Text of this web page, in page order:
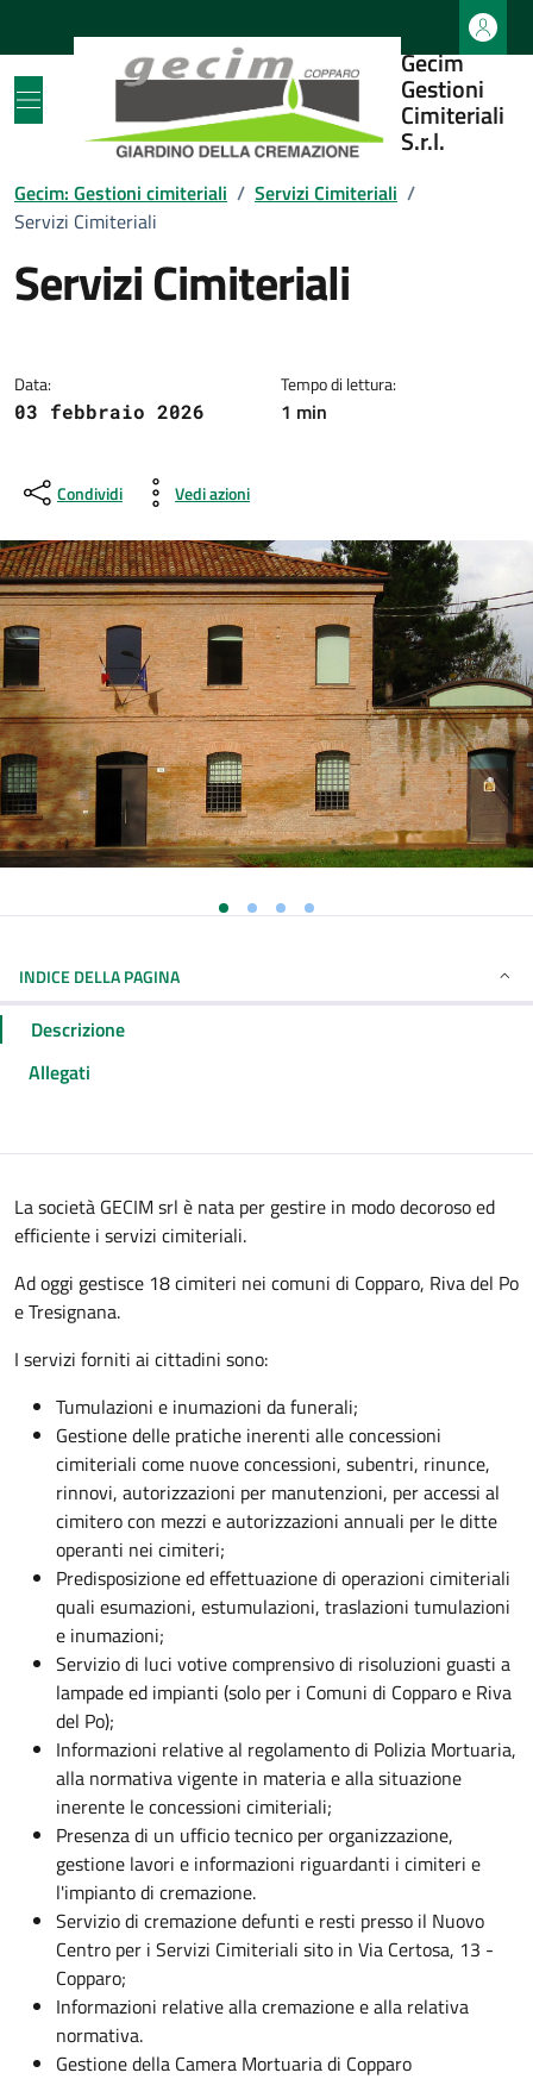
Gecim
Gestioni
Cimiteriali
S.r.l.
Gecim: Gestioni cimiteriali / Servizi Cimiteriali /
Servizi Cimiteriali
Servizi Cimiteriali
Data:
03 febbraio 2026
Tempo di lettura:
1 min
Condividi Vedi azioni
INDICE DELLA PAGINA
Descrizione
Allegati
La società GECIM srl è nata per gestire in modo decoroso ed
efficiente i servizi cimiteriali.
Ad oggi gestisce 18 cimiteri nei comuni di Copparo, Riva del Po
e Tresignana.
I servizi forniti ai cittadini sono:
Tumulazioni e inumazioni da funerali;
Gestione delle pratiche inerenti alle concessioni
cimiteriali come nuove concessioni, subentri, rinunce,
rinnovi, autorizzazioni per manutenzioni, per accessi al
cimitero con mezzi e autorizzazioni annuali per le ditte
operanti nei cimiteri;
Predisposizione ed effettuazione di operazioni cimiteriali
quali esumazioni, estumulazioni, traslazioni tumulazioni
e inumazioni;
Servizio di luci votive comprensivo di risoluzioni guasti a
lampade ed impianti (solo per i Comuni di Copparo e Riva
del Po);
Informazioni relative al regolamento di Polizia Mortuaria,
alla normativa vigente in materia e alla situazione
inerente le concessioni cimiteriali;
Presenza di un ufficio tecnico per organizzazione,
gestione lavori e informazioni riguardanti i cimiteri e
l'impianto di cremazione.
Servizio di cremazione defunti e resti presso il Nuovo
Centro per i Servizi Cimiteriali sito in Via Certosa, 13 -
Copparo;
Informazioni relative alla cremazione e alla relativa
normativa.
Gestione della Camera Mortuaria di Copparo